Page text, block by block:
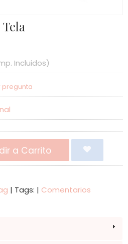
Incluidos)
pregunta
a Carrito
| Tags: | Comentarios